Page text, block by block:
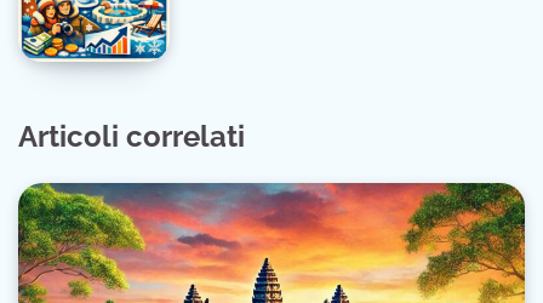
Articoli correlati